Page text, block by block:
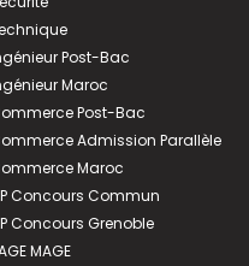
Post-Bac
Maroc
Post-Bac
Admission Parallèle
Maroc
Concours Commun
Concours Grenoble
MAGE